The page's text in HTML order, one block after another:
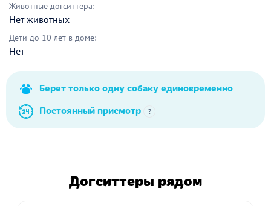
Животные догситтера:
Нет животных
Дети до 10 лет в доме:
Нет
Берет только одну собаку единовременно
Постоянный присмотр
?
Догситтеры рядом